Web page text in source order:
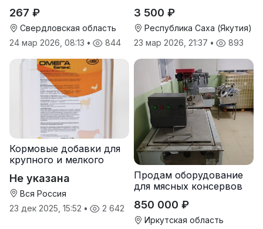
267 ₽
Свердловская область
24 мар 2026, 08:13 • 844
3 500 ₽
Республика Саха (Якутия)
23 мар 2026, 21:37 • 893
Кормовые добавки для
крупного и мелкого
Не указана
Вся Россия
23 дек 2025, 15:52 • 2 642
Продам оборудование
для мясных консервов
850 000 ₽
Иркутская область